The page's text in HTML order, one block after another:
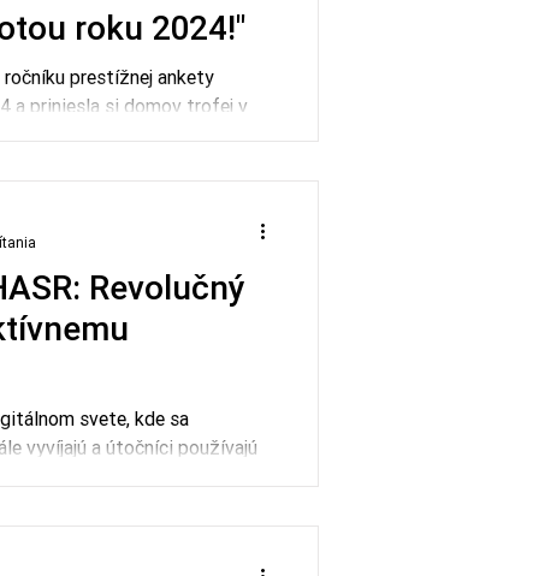
roku 2024!"
prestížnej ankety
a priniesla si domov trofej v
hodnotou roku 2024“!
Revolučný
svete, kde sa
vyvíjajú a útočníci používajú
technológiou
and Attack Surface